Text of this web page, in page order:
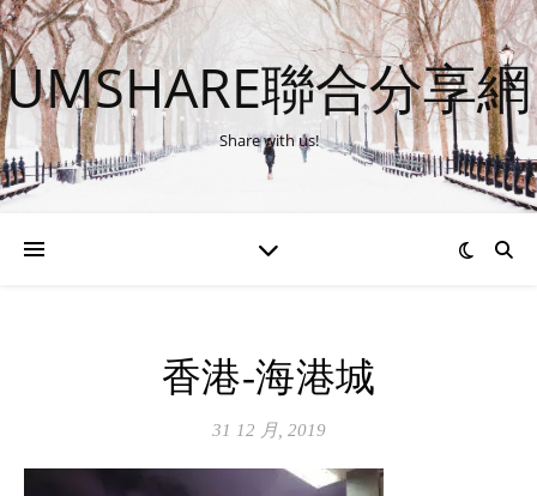
UMSHARE聯合分享網
Share with us!
香港-海港城
31 12 月, 2019